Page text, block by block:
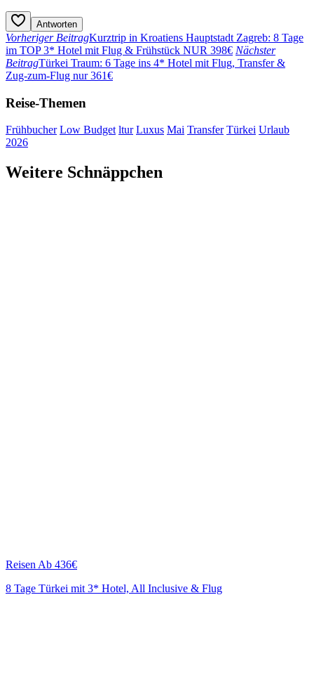
Antworten
Vorheriger BeitragKurztrip in Kroatiens Hauptstadt Zagreb: 8 Tage
im TOP 3* Hotel mit Flug & Frühstück NUR 398€ Nächster
BeitragTürkei Traum: 6 Tage ins 4* Hotel mit Flug, Transfer &
Zug-zum-Flug nur 361€
Reise-Themen
Frühbucher Low Budget ltur Luxus Mai Transfer Türkei Urlaub
2026
Weitere Schnäppchen
Reisen Ab 436€
8 Tage Türkei mit 3* Hotel, All Inclusive & Flug